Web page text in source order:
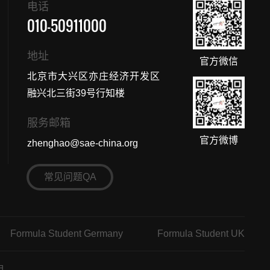
电话
010-50911000
地址
北京市大兴区亦庄经济开发区
融兴北三街39号行知楼
服务邮箱
zhenghao@sae-china.org
常见问题QA
官方微信
官方微博
Formula Student Germany Formula Student UK